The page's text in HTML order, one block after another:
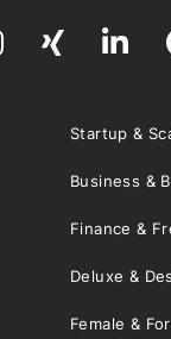
Startup &
Business &
Finance &
Deluxe &
Female &